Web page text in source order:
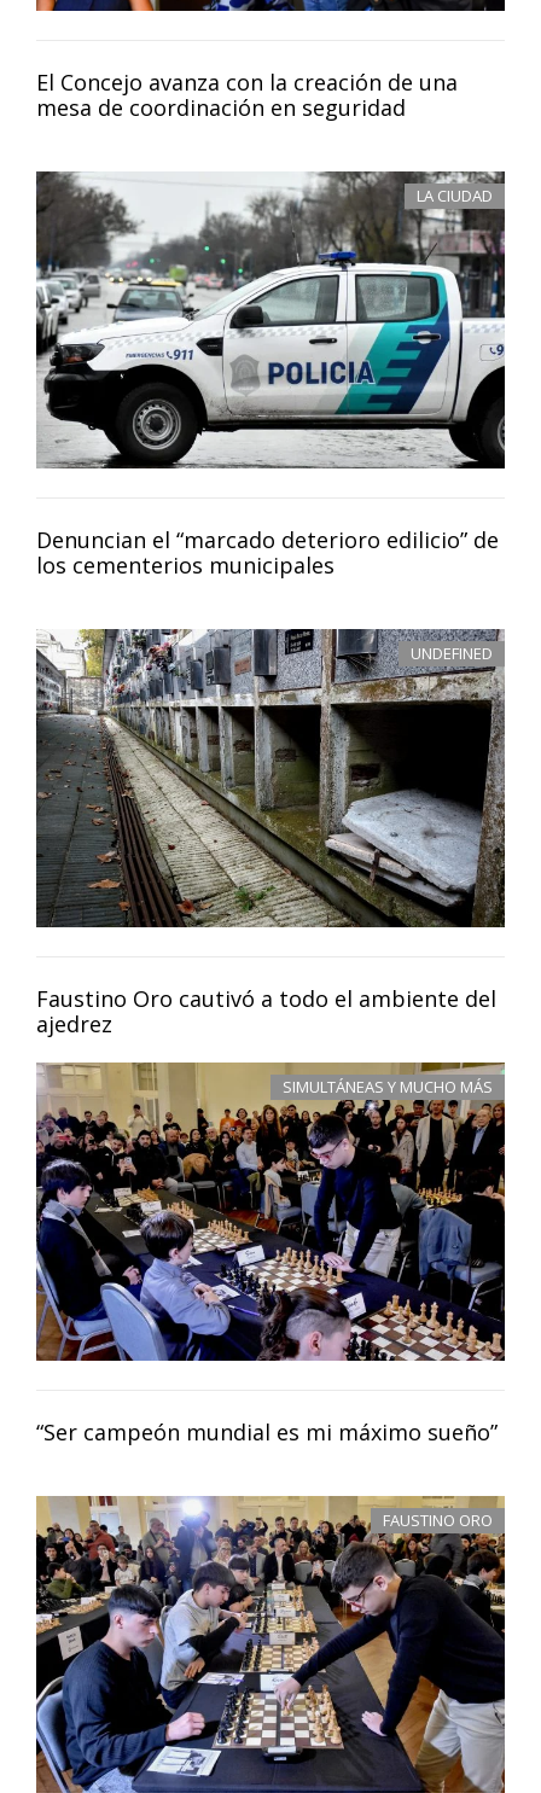
El Concejo avanza con la creación de una
mesa de coordinación en seguridad
LA CIUDAD
Denuncian el “marcado deterioro edilicio” de
los cementerios municipales
UNDEFINED
Faustino Oro cautivó a todo el ambiente del
ajedrez
SIMULTÁNEAS Y MUCHO MÁS
“Ser campeón mundial es mi máximo sueño”
FAUSTINO ORO